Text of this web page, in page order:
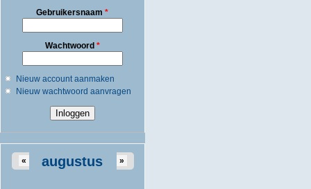
Gebruikersnaam*
Wachtwoord *
Nieuw account aanmaken
Nieuw wachtwoord aanvragen
augustus
« »